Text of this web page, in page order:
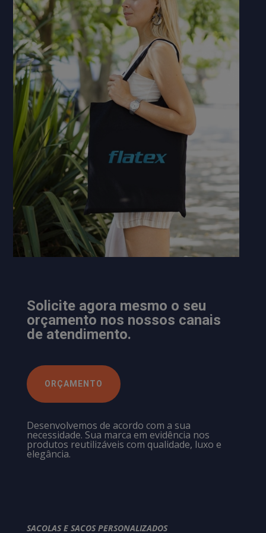
Solicite agora mesmo o seu
orçamento nos nossos canais
de atendimento.
ORÇAMENTO
Desenvolvemos de acordo com a sua
necessidade. Sua marca em evidência nos
produtos reutilizáveis com qualidade, luxo e
elegância.
SACOLAS E SACOS PERSONALIZADOS